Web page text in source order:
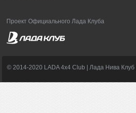
Проект Официального Лада Клуба
© 2014-2020 LADA 4x4 Club | Лада Нива Клуб |